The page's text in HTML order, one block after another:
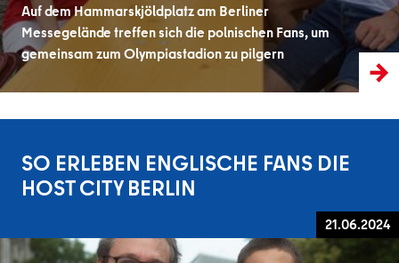
Auf dem Hammarskjöldplatz am Berliner
Messegelände treffen sich die polnischen Fans, um
gemeinsam zum Olympiastadion zu pilgern
SO ERLEBEN ENGLISCHE FANS DIE
HOST CITY BERLIN
21.06.2024